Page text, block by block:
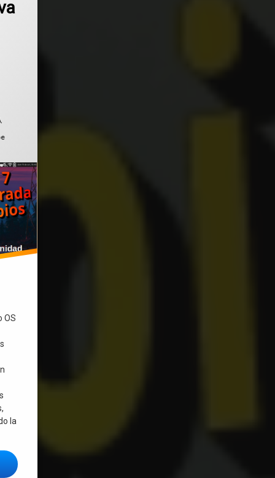
distro Linux comunitaria
,
OS
la
OS 7 «Amatista» – nueva versión mejorada de la distro Linux